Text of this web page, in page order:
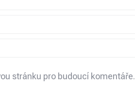
stránku pro budoucí komentáře.